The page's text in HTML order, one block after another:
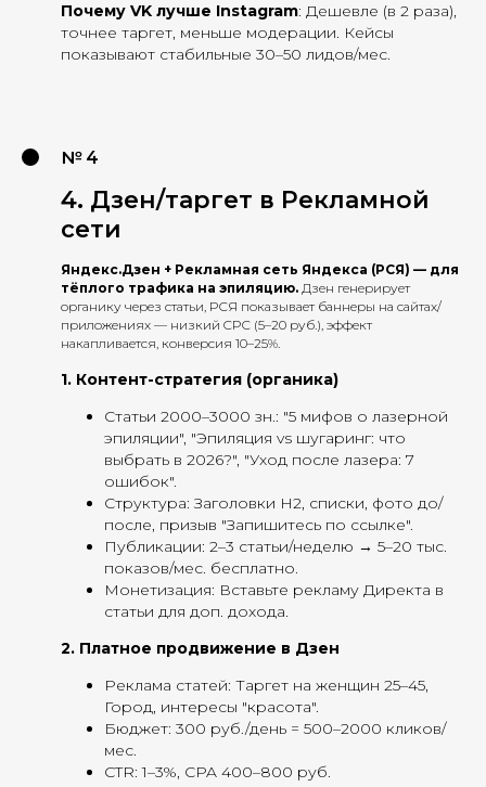
Почему VK лучше Instagram: Дешевле (в 2 раза),
точнее таргет, меньше модерации. Кейсы
показывают стабильные 30–50 лидов/мес.
№ 4
4. Дзен/таргет в Рекламной
сети
Яндекс.Дзен + Рекламная сеть Яндекса (РСЯ) — для
тёплого трафика на эпиляцию. Дзен генерирует
органику через статьи, РСЯ показывает баннеры на сайтах/
приложениях — низкий CPC (5–20 руб.), эффект
накапливается, конверсия 10–25%.
1. Контент-стратегия (органика)
Статьи 2000–3000 зн.: "5 мифов о лазерной
эпиляции", "Эпиляция vs шугаринг: что
выбрать в 2026?", "Уход после лазера: 7
ошибок".
Структура: Заголовки H2, списки, фото до/
после, призыв "Запишитесь по ссылке".
Публикации: 2–3 статьи/неделю → 5–20 тыс.
показов/мес. бесплатно.
Монетизация: Вставьте рекламу Директа в
статьи для доп. дохода.
2. Платное продвижение в Дзен
Реклама статей: Таргет на женщин 25–45,
Город, интересы "красота".
Бюджет: 300 руб./день = 500–2000 кликов/
мес.
CTR: 1–3%, CPA 400–800 руб.